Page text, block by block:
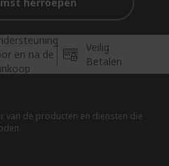
herroepen
en na de
Veilig
Betalen
van de producten en diensten die